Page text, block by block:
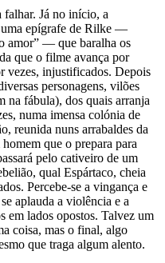
Já no início, a
uma epígrafe de Rilke —
amor” — que baralha os
que o filme avança por
vezes, injustificados. Depois
personagens, vilões
na fábula), dos quais arranja
numa imensa colónia de
reunida nuns arrabaldes da
que o prepara para
pelo cativeiro de um
qual Espártaco, cheia
Percebe-se a vingança e
aplauda a violência e a
em lados opostos. Talvez um
coisa, mas o final, algo
que traga algum alento.